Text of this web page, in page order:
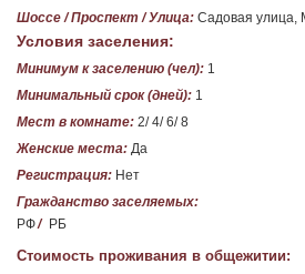
Шоссе / Проспект / Улица: Садовая улица,
Условия заселения:
Минимум к заселению (чел): 1
Минимальный срок (дней): 1
Мест в комнате: 2/ 4/ 6/ 8
Женские места: Да
Регистрация: Нет
Гражданство заселяемых:
РФ/ РБ
Стоимость проживания в общежитии: